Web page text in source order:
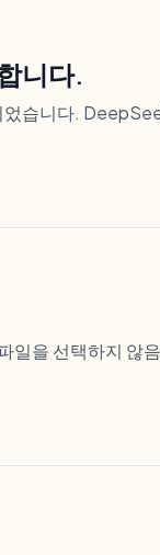
니다.
습니다.
을 선택하지 않